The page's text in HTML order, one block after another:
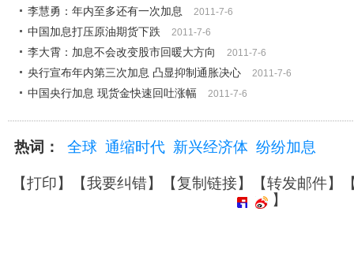
李慧勇：年内至多还有一次加息 2011-7-6
中国加息打压原油期货下跌 2011-7-6
李大霄：加息不会改变股市回暖大方向 2011-7-6
央行宣布年内第三次加息 凸显抑制通胀决心 2011-7-6
中国央行加息 现货金快速回吐涨幅 2011-7-6
热词： 全球 通缩时代 新兴经济体 纷纷加息
【打印】【我要纠错】【复制链接】【转发邮件】
】